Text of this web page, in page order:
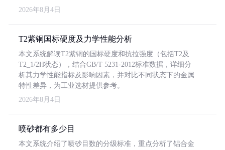
2026年8月4日
T2紫铜国标硬度及力学性能分析
本文系统解读T2紫铜的国标硬度和抗拉强度（包括T2及
T2_1/2H状态），结合GB/T 5231-2012标准数据，详细分
析其力学性能指标及影响因素，并对比不同状态下的金属
特性差异，为工业选材提供参考。
2026年8月4日
喷砂都有多少目
本文系统介绍了喷砂目数的分级标准，重点分析了铝合金